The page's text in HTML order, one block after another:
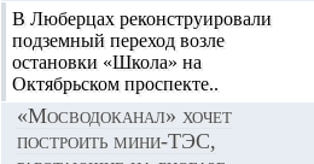
В Люберцах реконструировали
подземный переход возле
остановки «Школа» на
Октябрьском проспекте..
«Мосводоканал» хочет
построить мини-ТЭС,